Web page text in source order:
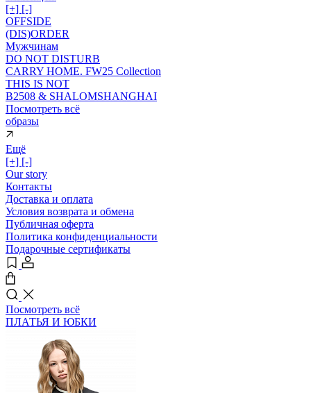
[+] [-]
OFFSIDE
(DIS)ORDER
Мужчинам
DO NOT DISTURB
CARRY HOME. FW25 Collection
THIS IS NOT
B2508 & SHALOMSHANGHAI
Посмотреть всё
образы
Ещё
[+] [-]
Our story
Контакты
Доставка и оплата
Условия возврата и обмена
Публичная оферта
Политика конфиденциальности
Подарочные сертификаты
Посмотреть всё
ПЛАТЬЯ И ЮБКИ